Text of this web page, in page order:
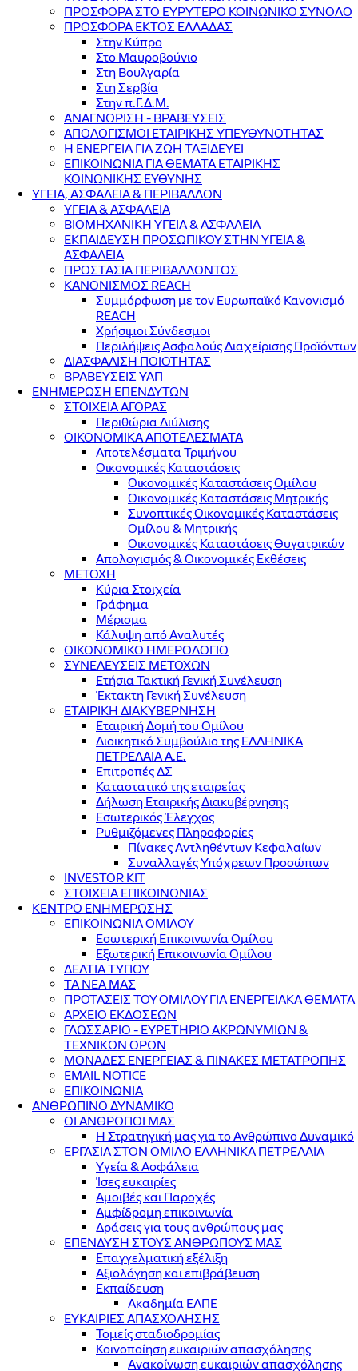
ΠΡΟΣΦΟΡΑ ΣΤΟ ΕΥΡΥΤΕΡΟ ΚΟΙΝΩΝΙΚΟ ΣΥΝΟΛΟ
ΠΡΟΣΦΟΡΑ ΕΚΤΟΣ ΕΛΛΑΔΑΣ
Στην Κύπρο
Στο Μαυροβούνιο
Στη Βουλγαρία
Στη Σερβία
Στην π.Γ.Δ.Μ.
ΑΝΑΓΝΩΡΙΣΗ - ΒΡΑΒΕΥΣΕΙΣ
ΑΠΟΛΟΓΙΣΜΟΙ ΕΤΑΙΡΙΚΗΣ ΥΠΕΥΘΥΝΟΤΗΤΑΣ
Η ΕΝΕΡΓΕΙΑ ΓΙΑ ΖΩΗ ΤΑΞΙΔΕΥΕΙ
ΕΠΙΚΟΙΝΩΝΙΑ ΓΙΑ ΘΕΜΑΤΑ ΕΤΑΙΡΙΚΗΣ
ΚΟΙΝΩΝΙΚΗΣ ΕΥΘΥΝΗΣ
ΥΓΕΙΑ, ΑΣΦΑΛΕΙΑ & ΠΕΡΙΒΑΛΛΟΝ
ΥΓΕΙΑ & ΑΣΦΑΛΕΙΑ
ΒΙΟΜΗΧΑΝΙΚΗ ΥΓΕΙΑ & ΑΣΦΑΛΕΙΑ
ΕΚΠΑΙΔΕΥΣΗ ΠΡΟΣΩΠΙΚΟΥ ΣΤΗΝ ΥΓΕΙΑ &
ΑΣΦΑΛΕΙΑ
ΠΡΟΣΤΑΣΙΑ ΠΕΡΙΒΑΛΛΟΝΤΟΣ
ΚΑΝΟΝΙΣΜΟΣ REACH
Συμμόρφωση με τον Ευρωπαϊκό Κανονισμό
REACH
Χρήσιμοι Σύνδεσμοι
Περιλήψεις Ασφαλούς Διαχείρισης Προϊόντων
ΔΙΑΣΦΑΛΙΣΗ ΠΟΙΟΤΗΤΑΣ
ΒΡΑΒΕΥΣΕΙΣ ΥΑΠ
ΕΝΗΜΕΡΩΣΗ ΕΠΕΝΔΥΤΩΝ
ΣΤΟΙΧΕΙΑ ΑΓΟΡΑΣ
Περιθώρια Διύλισης
ΟΙΚΟΝΟΜΙΚΑ ΑΠΟΤΕΛΕΣΜΑΤΑ
Αποτελέσματα Τριμήνου
Οικονομικές Καταστάσεις
Οικονομικές Καταστάσεις Ομίλου
Οικονομικές Καταστάσεις Μητρικής
Συνοπτικές Οικονομικές Καταστάσεις
Ομίλου & Μητρικής
Οικονομικές Καταστάσεις Θυγατρικών
Απολογισμός & Οικονομικές Εκθέσεις
ΜΕΤΟΧΗ
Κύρια Στοιχεία
Γράφημα
Μέρισμα
Κάλυψη από Αναλυτές
ΟΙΚΟΝΟΜΙΚΟ ΗΜΕΡΟΛΟΓΙΟ
ΣΥΝΕΛΕΥΣΕΙΣ ΜΕΤΟΧΩΝ
Ετήσια Τακτική Γενική Συνέλευση
Έκτακτη Γενική Συνέλευση
ΕΤΑΙΡΙΚΗ ΔΙΑΚΥΒΕΡΝΗΣΗ
Εταιρική Δομή του Ομίλου
Διοικητικό Συμβούλιο της ΕΛΛΗΝΙΚΑ
ΠΕΤΡΕΛΑΙΑ Α.Ε.
Επιτροπές ΔΣ
Καταστατικό της εταιρείας
Δήλωση Εταιρικής Διακυβέρνησης
Εσωτερικός Έλεγχος
Ρυθμιζόμενες Πληροφορίες
Πίνακες Αντληθέντων Κεφαλαίων
Συναλλαγές Υπόχρεων Προσώπων
INVESTOR KIT
ΣΤΟΙΧΕΙΑ ΕΠΙΚΟΙΝΩΝΙΑΣ
ΚΕΝΤΡΟ ΕΝΗΜΕΡΩΣΗΣ
ΕΠΙΚΟΙΝΩΝΙΑ ΟΜΙΛΟΥ
Εσωτερική Επικοινωνία Ομίλου
Εξωτερική Επικοινωνία Ομίλου
ΔΕΛΤΙΑ ΤΥΠΟΥ
ΤΑ ΝΕΑ ΜΑΣ
ΠΡΟΤΑΣΕΙΣ ΤΟΥ ΟΜΙΛΟΥ ΓΙΑ ΕΝΕΡΓΕΙΑΚΑ ΘΕΜΑΤΑ
ΑΡΧΕΙΟ ΕΚΔΟΣΕΩΝ
ΓΛΩΣΣΑΡΙΟ - ΕΥΡΕΤΗΡΙΟ ΑΚΡΩΝΥΜΙΩΝ &
ΤΕΧΝΙΚΩΝ ΟΡΩΝ
ΜΟΝΑΔΕΣ ΕΝΕΡΓΕΙΑΣ & ΠΙΝΑΚΕΣ ΜΕΤΑΤΡΟΠΗΣ
EMAIL NOTICE
ΕΠΙΚΟΙΝΩΝΙΑ
ΑΝΘΡΩΠΙΝΟ ΔΥΝΑΜΙΚΟ
ΟΙ ΑΝΘΡΩΠΟΙ ΜΑΣ
Η Στρατηγική μας για το Ανθρώπινο Δυναμικό
ΕΡΓΑΣΙΑ ΣΤΟΝ ΟΜΙΛΟ ΕΛΛΗΝΙΚΑ ΠΕΤΡΕΛΑΙΑ
Υγεία & Ασφάλεια
Ίσες ευκαιρίες
Αμοιβές και Παροχές
Αμφίδρομη επικοινωνία
Δράσεις για τους ανθρώπους μας
ΕΠΕΝΔΥΣΗ ΣΤΟΥΣ ΑΝΘΡΩΠΟΥΣ ΜΑΣ
Επαγγελματική εξέλιξη
Αξιολόγηση και επιβράβευση
Εκπαίδευση
Ακαδημία ΕΛΠΕ
ΕΥΚΑΙΡΙΕΣ ΑΠΑΣΧΟΛΗΣΗΣ
Τομείς σταδιοδρομίας
Κοινοποίηση ευκαιριών απασχόλησης
Ανακοίνωση ευκαιριών απασχόλησης